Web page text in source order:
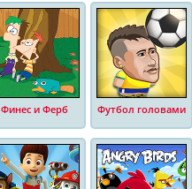
Финес и Ферб Футбол головами